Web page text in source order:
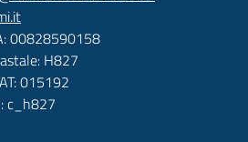
00828590158
H827
015192
c_h827